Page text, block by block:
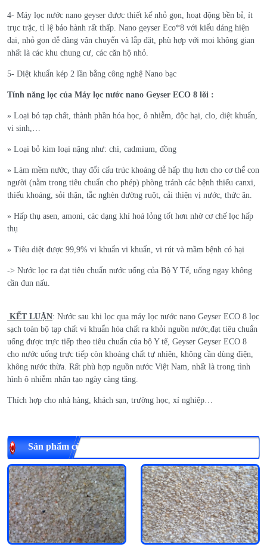
4- Máy lọc nước nano geyser được thiết kế nhỏ gọn, hoạt động bền bỉ, ít
trục trặc, tỉ lệ bảo hành rất thấp. Nano geyser Eco*8 với kiểu dáng hiện
đại, nhỏ gọn dễ dàng vận chuyển và lắp đặt, phù hợp với mọi không gian
nhất là các khu chung cư, các căn hộ nhỏ.
5- Diệt khuẩn kép 2 lần bằng công nghệ Nano bạc
Tính năng lọc của Máy lọc nước nano Geyser ECO 8 lõi :
» Loại bỏ tạp chất, thành phần hóa học, ô nhiễm, độc hại, clo, diệt khuẩn,
vi sinh,…
» Loại bỏ kim loại nặng như: chì, cadmium, đồng
» Làm mềm nước, thay đổi cấu trúc khoáng dễ hấp thụ hơn cho cơ thể con
người (nằm trong tiêu chuẩn cho phép) phòng tránh các bệnh thiếu canxi,
thiếu khoáng, sỏi thận, tắc nghèn đường ruột, cải thiện vị nước, thức ăn.
» Hấp thụ asen, amoni, các dạng khí hoá lỏng tốt hơn nhờ cơ chế lọc hấp
thụ
» Tiêu diệt được 99,9% vi khuẩn vi khuẩn, vi rút và mầm bệnh có hại
-> Nước lọc ra đạt tiêu chuẩn nước uống của Bộ Y Tế, uống ngay không
cần đun nấu.
KẾT LUẬN: Nước sau khi lọc qua máy lọc nước nano Geyser ECO 8 lọc
sạch toàn bộ tạp chất vi khuẩn hóa chất ra khỏi nguồn nước,đạt tiêu chuẩn
uống được trực tiếp theo tiêu chuẩn của bộ Y tế, Geyser Geyser ECO 8
cho nước uống trực tiếp còn khoáng chất tự nhiên, không cần dùng điện,
không nước thừa. Rất phù hợp nguồn nước Việt Nam, nhất là trong tình
hình ô nhiễm nhân tạo ngày càng tăng.
Thích hợp cho nhà hàng, khách sạn, trường học, xí nghiệp…
Sản phẩm cùng loại